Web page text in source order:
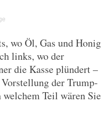
wo Öl, Gas und Honig
links, wo der
die Kasse plündert –
der Trump-
Teil wären Sie